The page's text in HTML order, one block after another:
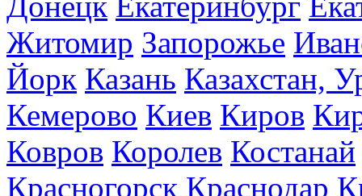
Житомир Запорожье
Йорк Казань Казахстан,
Кемерово Киев Киров
Ковров Королев Костанай
Красногорск Краснодар